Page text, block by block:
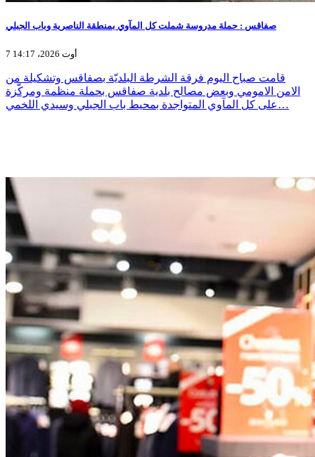
صفاقس : حملة مدروسة شملت كل المآوي بمنطقة الناصرية وباب الجبلي
7 أوت 2026، 14:17
قامت صباح اليوم فرقة الشرطة البلديّة بصفاقس وتشكيلة من
الامن الامومي وبعض مصالح بلدية صفاقس بحملة منظمة ومركّزة
على كل المآوي المتواجدة بمحيط باب الجبلي وسيدي اللخمي…